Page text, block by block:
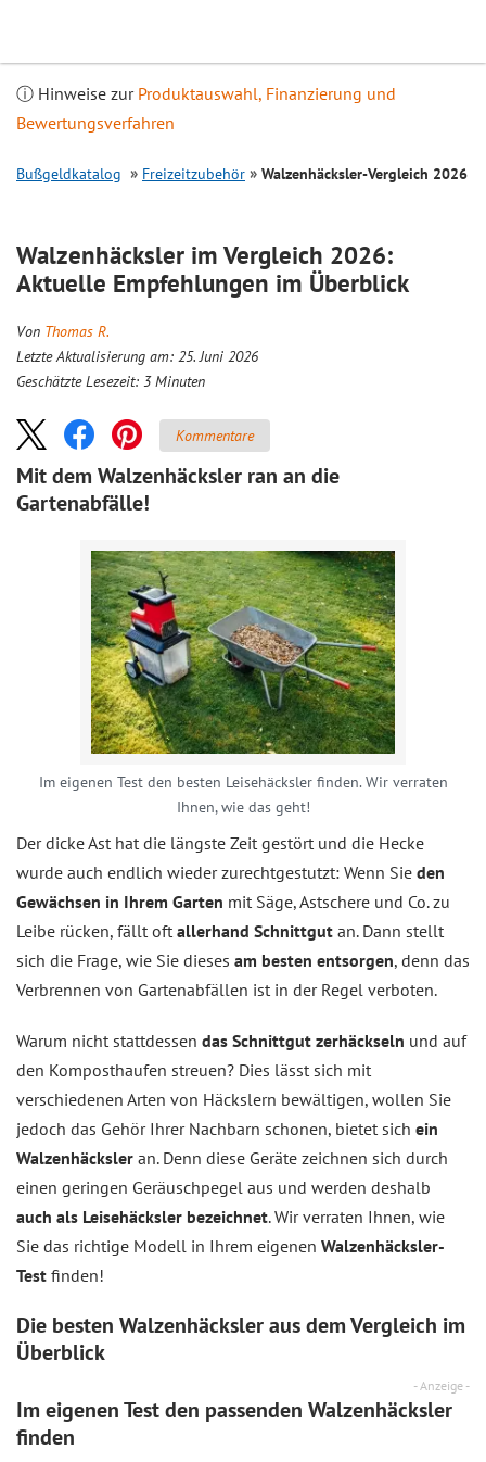
ⓘ Hinweise zur Produktauswahl, Finanzierung und
Bewertungsverfahren
Bußgeldkatalog Freizeitzubehör Walzenhäcksler-Vergleich 2026
Walzenhäcksler im Vergleich 2026:
Aktuelle Empfehlungen im Überblick
Von Thomas R.
Letzte Aktualisierung am: 25. Juni 2026
Geschätzte Lesezeit: 3 Minuten
Kommentare
Mit dem Walzenhäcksler ran an die
Gartenabfälle!
Im eigenen Test den besten Leisehäcksler finden. Wir verraten
Ihnen, wie das geht!
Der dicke Ast hat die längste Zeit gestört und die Hecke
wurde auch endlich wieder zurechtgestutzt: Wenn Sie den
Gewächsen in Ihrem Garten mit Säge, Astschere und Co. zu
Leibe rücken, fällt oft allerhand Schnittgut an. Dann stellt
sich die Frage, wie Sie dieses am besten entsorgen, denn das
Verbrennen von Gartenabfällen ist in der Regel verboten.
Warum nicht stattdessen das Schnittgut zerhäckseln und auf
den Komposthaufen streuen? Dies lässt sich mit
verschiedenen Arten von Häckslern bewältigen, wollen Sie
jedoch das Gehör Ihrer Nachbarn schonen, bietet sich ein
Walzenhäcksler an. Denn diese Geräte zeichnen sich durch
einen geringen Geräuschpegel aus und werden deshalb
auch als Leisehäcksler bezeichnet. Wir verraten Ihnen, wie
Sie das richtige Modell in Ihrem eigenen Walzenhäcksler-
Test finden!
Die besten Walzenhäcksler aus demVergleich im
Überblick
- Anzeige -
Im eigenen Test den passenden Walzenhäcksler
finden